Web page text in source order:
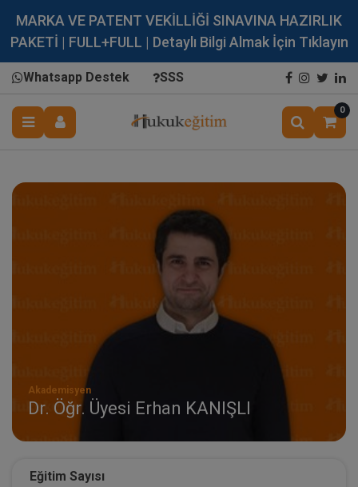
MARKA VE PATENT VEKİLLİĞİ SINAVINA HAZIRLIK
PAKETİ | FULL+FULL | Detaylı Bilgi Almak İçin Tıklayın
Whatsapp Destek SSS
0
Akademisyen
Dr. Öğr. Üyesi Erhan KANIŞLI
Eğitim Sayısı